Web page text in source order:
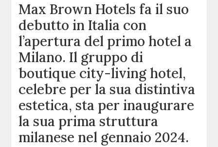
Max Brown Hotels fa il suo
debutto in Italia con
l’apertura del primo hotel a
Milano. Il gruppo di
boutique city-living hotel,
celebre per la sua distintiva
estetica, sta per inaugurare
la sua prima struttura
milanese nel gennaio 2024.